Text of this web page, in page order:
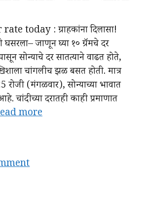
today : ग्राहकांना दिलासा!
घसरला– जाणून घ्या १० ग्रॅमचे दर
सोन्याचे दर सातत्याने वाढत होते,
चांगलीच झळ बसत होती. मात्र
(मंगळवार), सोन्याच्या भावात
चांदीच्या दरातही काही प्रमाणात
more